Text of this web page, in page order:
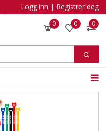
Logg inn | Registrer deg
0 0 0